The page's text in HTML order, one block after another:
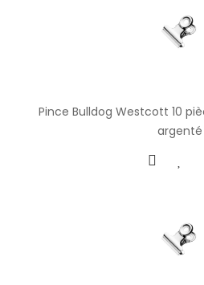
Pince Bulldog Westcott 10
argenté